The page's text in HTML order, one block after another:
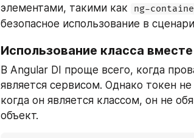
элементами, такими как
ng-
безопасное использование в
Использование класса
В Angular DI проще всего, когда
является сервисом. Однако токен
когда он является классом, он не
объект.